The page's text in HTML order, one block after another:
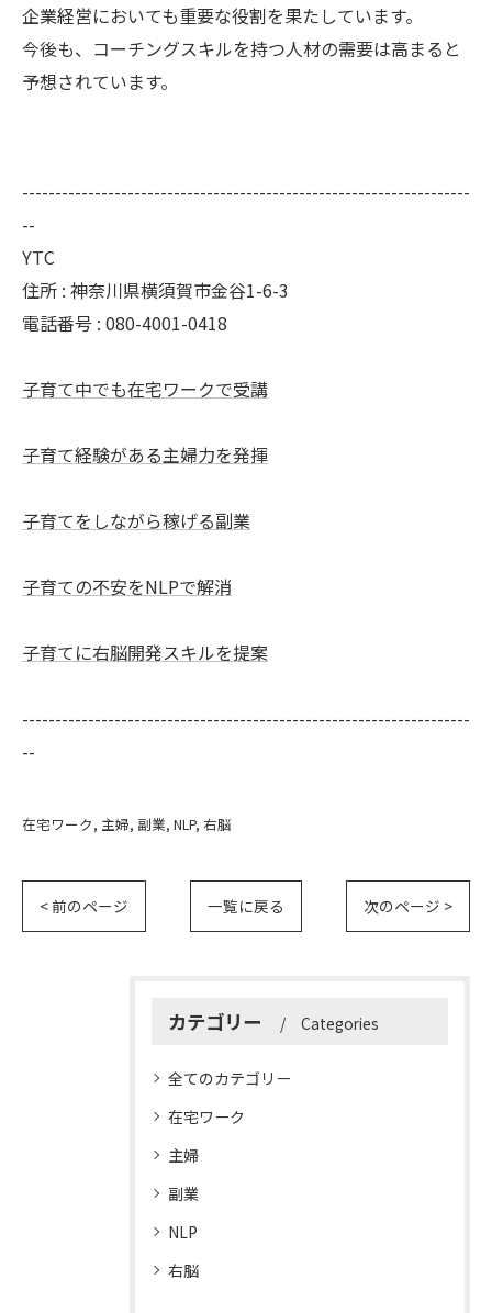
企業経営においても重要な役割を果たしています。
今後も、コーチングスキルを持つ人材の需要は高まると
予想されています。
--------------------------------------------------------------------
--
YTC
住所 : 神奈川県横須賀市金谷1-6-3
電話番号 : 080-4001-0418
子育て中でも在宅ワークで受講
子育て経験がある主婦力を発揮
子育てをしながら稼げる副業
子育ての不安をNLPで解消
子育てに右脳開発スキルを提案
--------------------------------------------------------------------
--
在宅ワーク 主婦 副業 NLP 右脳
< 前のページ 一覧に戻る 次のページ >
カテゴリー Categories
全てのカテゴリー
在宅ワーク
主婦
副業
NLP
右脳